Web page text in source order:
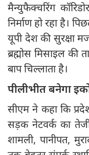
मैन्युफैक्चरिंग
निर्माण हो रहा है।
यूपी देश की सुरक्षा
ब्रह्मोस मिसाइल की
बाप चिल्लाता है।
पीलीभीत बनेगा
सीएम ने कहा कि
सड़क नेटवर्क का
शामली, पानीपत,